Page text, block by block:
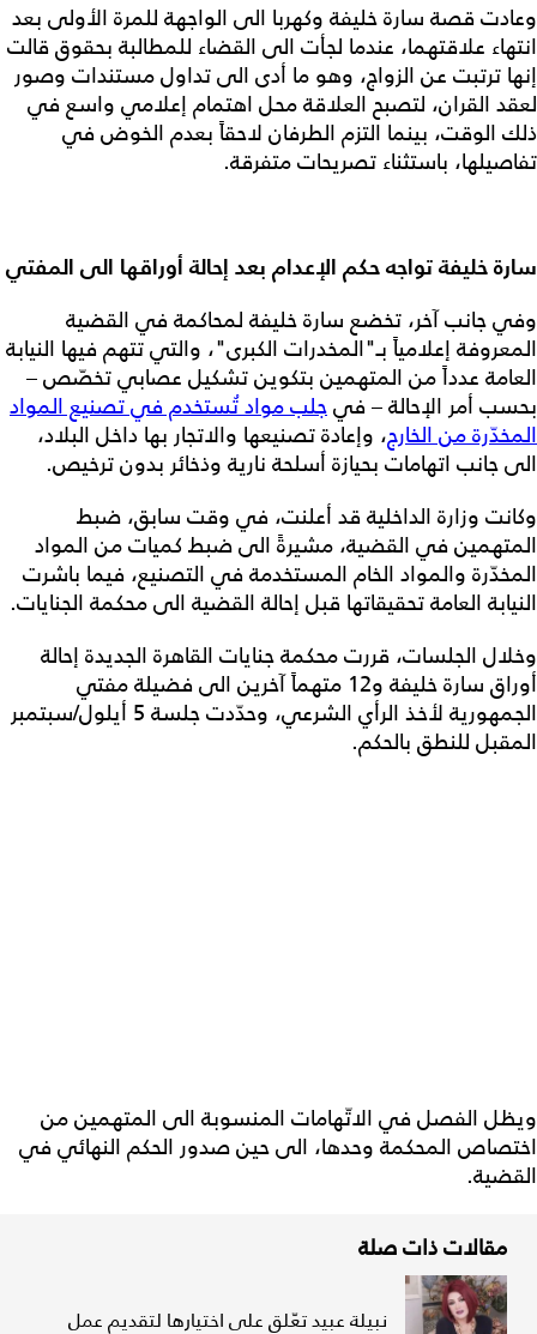
وعادت قصة سارة خليفة وكهربا الى الواجهة للمرة الأولى بعد
انتهاء علاقتهما، عندما لجأت الى القضاء للمطالبة بحقوق قالت
إنها ترتبت عن الزواج، وهو ما أدى الى تداول مستندات وصور
لعقد القران، لتصبح العلاقة محل اهتمام إعلامي واسع في
ذلك الوقت، بينما التزم الطرفان لاحقاً بعدم الخوض في
تفاصيلها، باستثناء تصريحات متفرقة.
سارة خليفة تواجه حكم الإعدام بعد إحالة أوراقها الى المفتي
وفي جانب آخر، تخضع سارة خليفة لمحاكمة في القضية
المعروفة إعلامياً بـ"المخدرات الكبرى"، والتي تتهم فيها النيابة
العامة عدداً من المتهمين بتكوين تشكيل عصابي تخصّص –
بحسب أمر الإحالة – فيجلب مواد تُستخدم في تصنيع المواد
المخدّرة من الخارج، وإعادة تصنيعها والاتجار بها داخل البلاد،
الى جانب اتهامات بحيازة أسلحة نارية وذخائر بدون ترخيص.
وكانت وزارة الداخلية قد أعلنت، في وقت سابق، ضبط
المتهمين في القضية، مشيرةً الى ضبط كميات من المواد
المخدّرة والمواد الخام المستخدمة في التصنيع، فيما باشرت
النيابة العامة تحقيقاتها قبل إحالة القضية الى محكمة الجنايات.
وخلال الجلسات، قررت محكمة جنايات القاهرة الجديدة إحالة
أوراق سارة خليفة و12 متهماً آخرين الى فضيلة مفتي
الجمهورية لأخذ الرأي الشرعي، وحدّدت جلسة 5 أيلول/سبتمبر
المقبل للنطق بالحكم.
ويظل الفصل في الاتّهامات المنسوبة الى المتهمين من
اختصاص المحكمة وحدها، الى حين صدور الحكم النهائي في
القضية.
مقالات ذات صلة
نبيلة عبيد تعّلق على اختيارها لتقديم عمل